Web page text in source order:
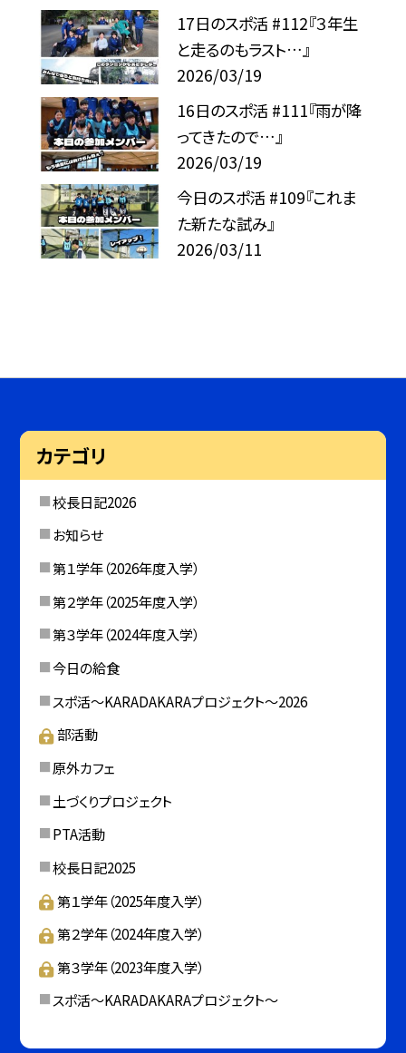
17日のスポ活 #112『３年生
と走るのもラスト…』
2026/03/19
16日のスポ活 #111『雨が降
ってきたので…』
2026/03/19
今日のスポ活 #109『これま
た新たな試み』
2026/03/11
カテゴリ
校長日記2026
お知らせ
第１学年（2026年度入学）
第２学年（2025年度入学）
第３学年（2024年度入学）
今日の給食
スポ活～KARADAKARAプロジェクト～2026
部活動
原外カフェ
土づくりプロジェクト
PTA活動
校長日記2025
第１学年（2025年度入学）
第２学年（2024年度入学）
第３学年（2023年度入学）
スポ活～KARADAKARAプロジェクト～